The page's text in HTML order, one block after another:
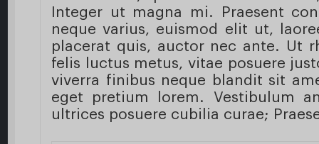
Integer ut magna mi. Praesent
neque varius, euismod elit ut,
placerat quis, auctor nec ante. Ut
felis luctus metus, vitae posuere
viverra finibus neque blandit sit
eget pretium lorem. Vestibulum
ultrices posuere cubilia curae;